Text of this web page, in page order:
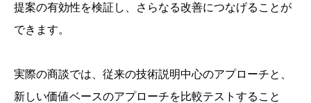
提案の有効性を検証し、さらなる改善につなげることが
できます。
実際の商談では、従来の技術説明中心のアプローチと、
新しい価値ベースのアプローチを比較テストすること